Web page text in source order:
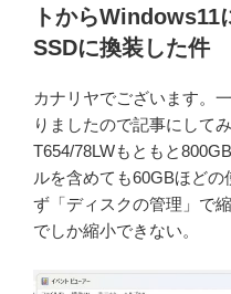
トからWindows11
SSDに換装した件
カナリヤでございます。
りましたので記事にしてみ
T654/78LWもともと
ルを含めても60GBほど
ず「ディスクの管理」で
でしか縮小できない。